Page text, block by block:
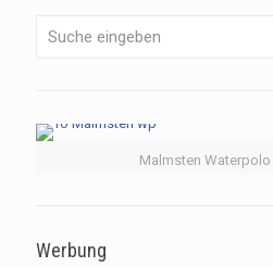
Malmsten Waterpolo
Werbung